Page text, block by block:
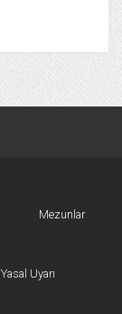
Mezunlar
Yasal Uyarı